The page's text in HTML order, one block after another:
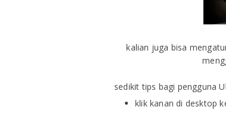
kalian juga bisa
sedikit tips bagi pengguna
klik kanan di desktop